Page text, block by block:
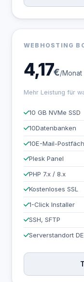
WEBHOSTING
€
4,17 /Monat
Mehr Leistung für
10 GB NVMe SSD
10Datenbanken
10E-Mail-
Plesk Panel
PHP 7.x / 8.x
Kostenloses SSL
1-Click Installer
SSH, SFTP
Serverstandort DE